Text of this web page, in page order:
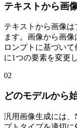
テキストから画
テキストから画像
ます。画像から画
ロンプトに基づい
に1つの要素を変更
02
どのモデルから
汎用画像生成には、